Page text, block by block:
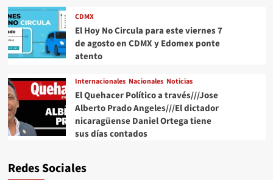
CDMX
El Hoy No Circula para este viernes 7
de agosto en CDMX y Edomex ponte
atento
Internacionales Nacionales Noticias
El Quehacer Político a través///Jose
Alberto Prado Angeles///El dictador
nicaragüense Daniel Ortega tiene
sus días contados
Redes Sociales